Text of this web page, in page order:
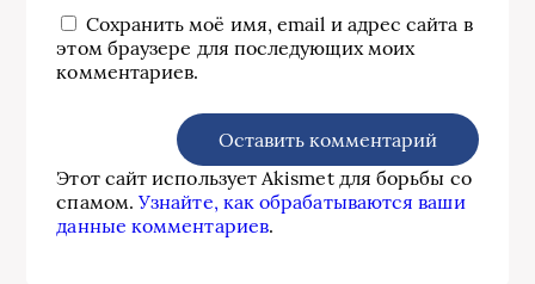
Сохранить моё имя, email и адрес сайта в
этом браузере для последующих моих
комментариев.
Этот сайт использует Akismet для борьбы со
спамом.Узнайте, как обрабатываются ваши
данные комментариев.